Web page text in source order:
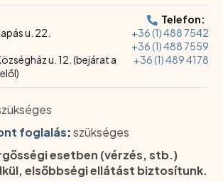
u. 22.
u. 12. (bejárat a
Telefon:
+36 (1) 488 7542
+36 (1) 488 7559
+36 (1) 489 4178
foglalás:szükséges
esetben (vérzés, stb.)
elsőbbségi ellátást biztosítunk.